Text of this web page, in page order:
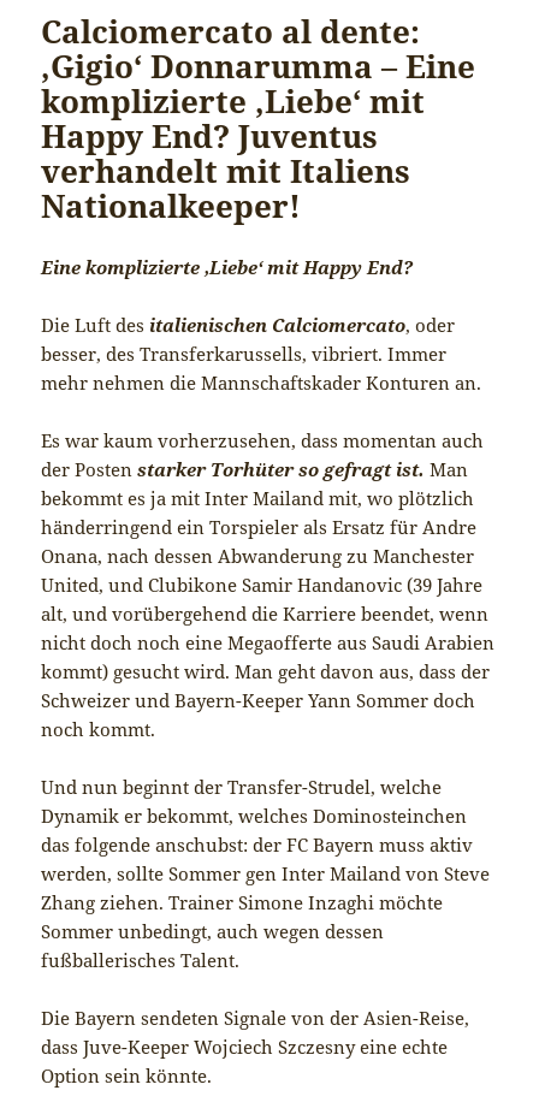
Calciomercato al dente:
‚Gigio‘ Donnarumma – Eine
komplizierte ‚Liebe‘ mit
Happy End? Juventus
verhandelt mit Italiens
Nationalkeeper!
Eine komplizierte ‚Liebe‘ mit Happy End?
Die Luft des italienischen Calciomercato, oder
besser, des Transferkarussells, vibriert. Immer
mehr nehmen die Mannschaftskader Konturen an.
Es war kaum vorherzusehen, dass momentan auch
der Postenstarker Torhüter so gefragt ist.Man
bekommt es ja mit Inter Mailand mit, wo plötzlich
händerringend ein Torspieler als Ersatz für Andre
Onana, nach dessen Abwanderung zu Manchester
United, und Clubikone Samir Handanovic (39 Jahre
alt, und vorübergehend die Karriere beendet, wenn
nicht doch noch eine Megaofferte aus Saudi Arabien
kommt) gesucht wird. Man geht davon aus, dass der
Schweizer und Bayern-Keeper Yann Sommer doch
noch kommt.
Und nun beginnt der Transfer-Strudel, welche
Dynamik er bekommt, welches Dominosteinchen
das folgende anschubst: der FC Bayern muss aktiv
werden, sollte Sommer gen Inter Mailand von Steve
Zhang ziehen. Trainer Simone Inzaghi möchte
Sommer unbedingt, auch wegen dessen
fußballerisches Talent.
Die Bayern sendeten Signale von der Asien-Reise,
dass Juve-Keeper Wojciech Szczesny eine echte
Option sein könnte.